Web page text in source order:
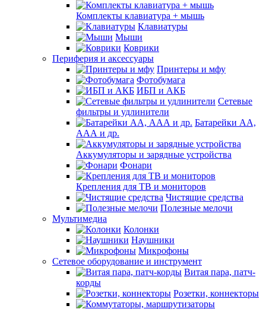
Комплекты клавиатура + мышь
Клавиатуры
Мыши
Коврики
Периферия и аксессуары
Принтеры и мфу
Фотобумага
ИБП и АКБ
Сетевые
фильтры и удлинители
Батарейки АА,
ААА и др.
Аккумуляторы и зарядные устройства
Фонари
Крепления для ТВ и мониторов
Чистящие средства
Полезные мелочи
Мультимедиа
Колонки
Наушники
Микрофоны
Сетевое оборудование и инструмент
Витая пара, патч-
корды
Розетки, коннекторы